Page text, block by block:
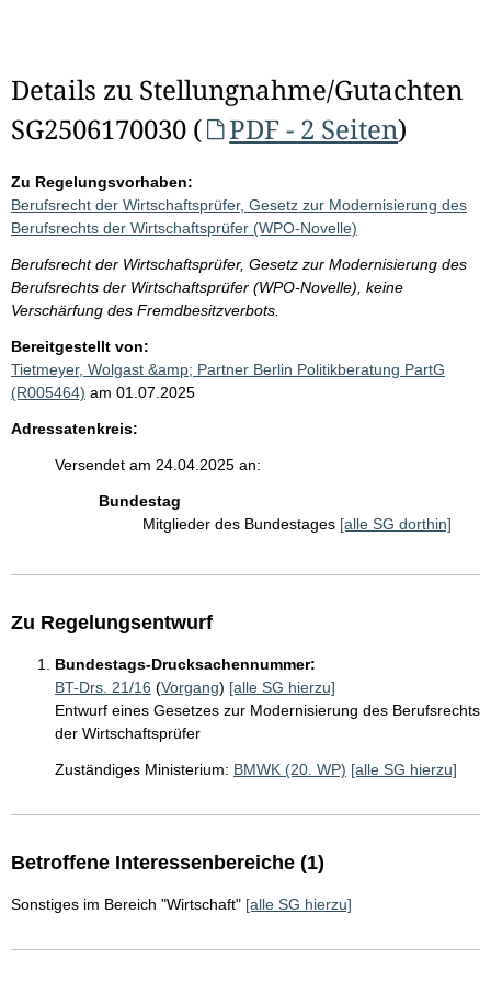
Details zu Stellungnahme/Gutachten
SG2506170030 (
PDF - 2 Seiten)
Zu Regelungsvorhaben:
Berufsrecht der Wirtschaftsprüfer, Gesetz zur Modernisierung des
Berufsrechts der Wirtschaftsprüfer (WPO-Novelle)
Berufsrecht der Wirtschaftsprüfer, Gesetz zur Modernisierung des
Berufsrechts der Wirtschaftsprüfer (WPO-Novelle), keine
Verschärfung des Fremdbesitzverbots.
Bereitgestellt von:
Tietmeyer, Wolgast &amp; Partner Berlin Politikberatung PartG
(R005464) am 01.07.2025
Adressatenkreis:
Versendet am 24.04.2025 an:
Bundestag
Mitglieder des Bundestages [alle SG dorthin]
Zu Regelungsentwurf
Bundestags-Drucksachennummer:
BT-Drs. 21/16 (Vorgang) [alle SG hierzu]
Entwurf eines Gesetzes zur Modernisierung des Berufsrechts
der Wirtschaftsprüfer
Zuständiges Ministerium: BMWK (20. WP) [alle SG hierzu]
Betroffene Interessenbereiche (1)
Sonstiges im Bereich "Wirtschaft" [alle SG hierzu]